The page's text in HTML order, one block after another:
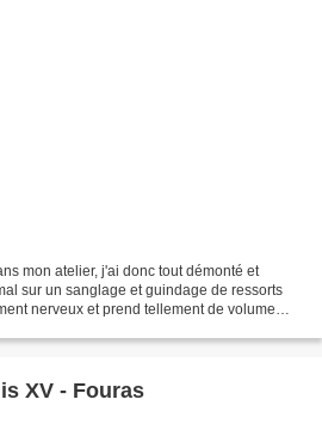
mon atelier, j'ai donc tout démonté et
sur un sanglage et guindage de ressorts
nerveux et prend tellement de volume
XV - Fouras